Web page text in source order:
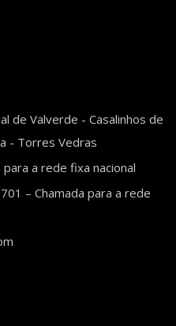
de Valverde - Casalinhos de
- Torres Vedras
a rede fixa nacional
– Chamada para a rede